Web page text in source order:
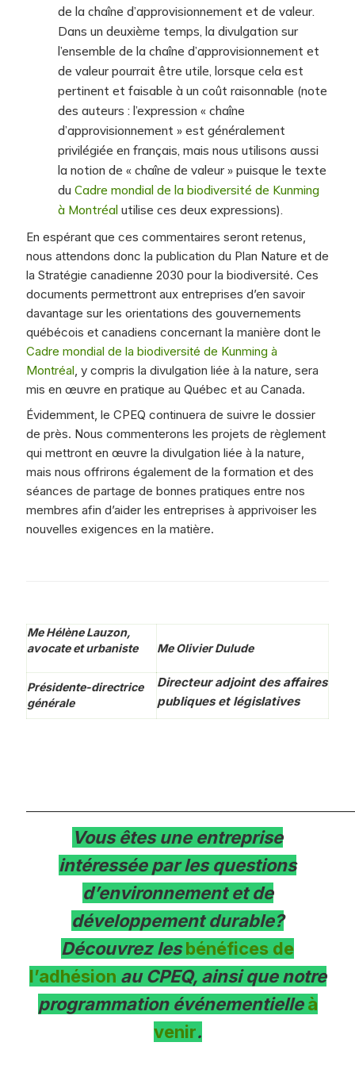
de la chaîne d’approvisionnement et de valeur.
Dans un deuxième temps, la divulgation sur
l’ensemble de la chaîne d’approvisionnement et
de valeur pourrait être utile, lorsque cela est
pertinent et faisable à un coût raisonnable (note
des auteurs : l’expression « chaîne
d’approvisionnement » est généralement
privilégiée en français, mais nous utilisons aussi
la notion de « chaîne de valeur » puisque le texte
du Cadre mondial de la biodiversité de Kunming
à Montréalutilise ces deux expressions).
En espérant que ces commentaires seront retenus,
nous attendons donc la publication du Plan Nature et de
la Stratégie canadienne 2030 pour la biodiversité. Ces
documents permettront aux entreprises d’en savoir
davantage sur les orientations des gouvernements
québécois et canadiens concernant la manière dont le
Cadre mondial de la biodiversité de Kunming à
Montréal , y compris la divulgation liée à la nature, sera
mis en œuvre en pratique au Québec et au Canada.
Évidemment, le CPEQ continuera de suivre le dossier
de près. Nous commenterons les projets de règlement
qui mettront en œuvre la divulgation liée à la nature,
mais nous offrirons également de la formation et des
séances de partage de bonnes pratiques entre nos
membres afin d’aider les entreprises à apprivoiser les
nouvelles exigences en la matière.
Me Hélène Lauzon,
avocate et urbaniste
Me Olivier Dulude
Présidente-directrice
générale
Directeur adjoint des affaires
publiques et législatives
Vous êtes une entreprise
intéressée par les questions
d’environnement et de
développement durable?
Découvrez lesbénéfices de
l’adhésion au CPEQ, ainsi que notre
programmation événementielleà
venir.